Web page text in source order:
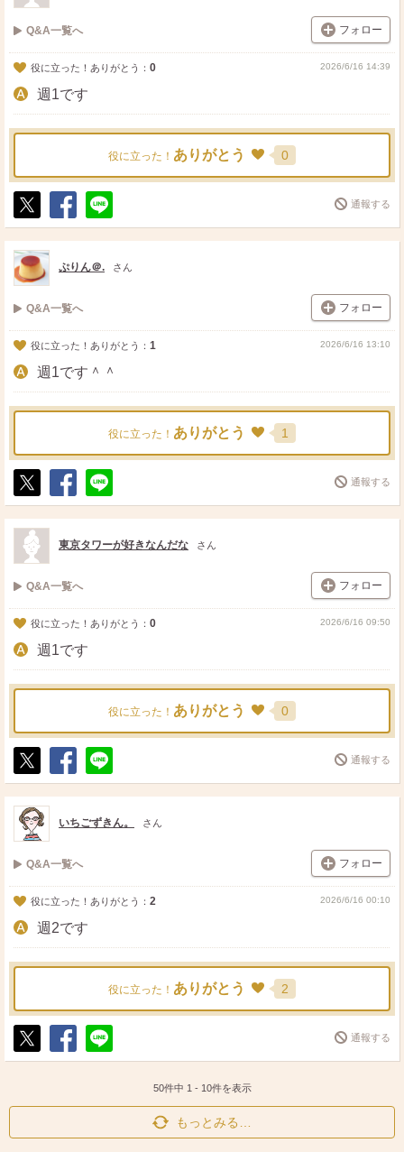
Q&A一覧へ フォロー
役に立った！ありがとう： 0 2026/6/16 14:39
週1です
役に立った！ ありがとう 0
ポ
ス
ト
シ
ェ
送
る
通報する
ぷりん＠. さん
Q&A一覧へ フォロー
役に立った！ありがとう： 1 2026/6/16 13:10
週1です＾＾
役に立った！ ありがとう 1
ポ
ス
ト
シ
ェ
送
る
通報する
東京タワーが好きなんだな さん
Q&A一覧へ フォロー
役に立った！ありがとう： 0 2026/6/16 09:50
週1です
役に立った！ ありがとう 0
ポ
ス
ト
シ
ェ
送
る
通報する
いちごずきん。 さん
Q&A一覧へ フォロー
役に立った！ありがとう： 2 2026/6/16 00:10
週2です
役に立った！ ありがとう 2
ポ
シ
送
通報する
50件中 1 - 10件を表示
もっとみる…